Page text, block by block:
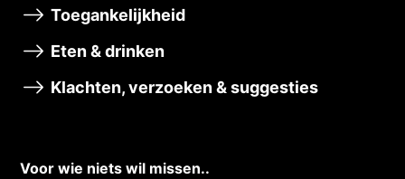
Toegankelijkheid
Eten & drinken
Klachten, verzoeken & suggesties
Voor wie niets wil missen..